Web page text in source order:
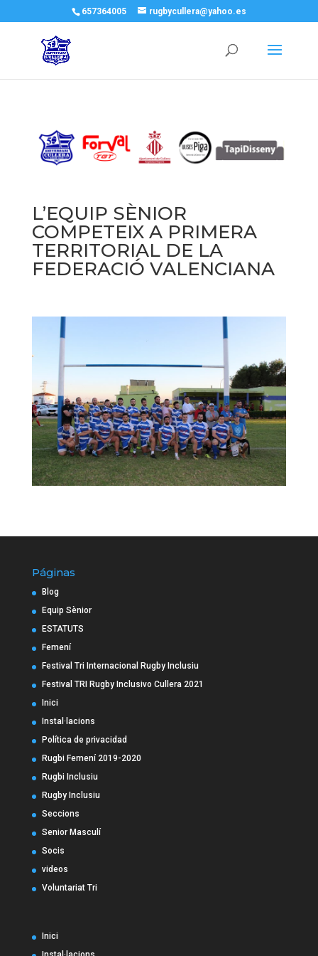
657364005 rugbycullera@yahoo.es
L’EQUIP SÈNIOR
COMPETEIX A PRIMERA
TERRITORIAL DE LA
FEDERACIÓ VALENCIANA
Páginas
Blog
Equip Sènior
ESTATUTS
Femení
Festival Tri Internacional Rugby Inclusiu
Festival TRI Rugby Inclusivo Cullera 2021
Inici
Instal·lacions
Política de privacidad
Rugbi Femení 2019-2020
Rugbi Inclusiu
Rugby Inclusiu
Seccions
Senior Masculí
Socis
videos
Voluntariat Tri
Inici